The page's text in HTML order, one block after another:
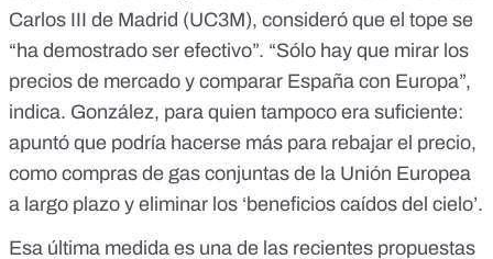
Carlos III de Madrid (UC3M), consideró que el tope se
“ha demostrado ser efectivo”. “Sólo hay que mirar los
precios de mercado y comparar España con Europa”,
indica. González, para quien tampoco era suficiente:
apuntó que podría hacerse más para rebajar el precio,
como compras de gas conjuntas de la Unión Europea
a largo plazo y eliminar los ‘beneficios caídos del cielo’.
Esa última medida es una de las recientes propuestas